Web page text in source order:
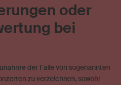
oder
bei
der Fälle von sogenannten
zu verzeichnen, sowohl